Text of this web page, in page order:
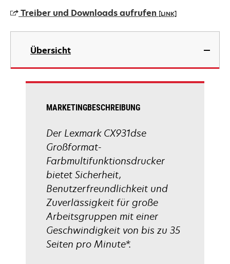
neuen
Registerkarte
Treiber und Downloads aufrufen [LINK]
wird
einer
neuen
Registerkarte
Übersicht
MARKETINGBESCHREIBUNG
Der Lexmark CX931dse
Großformat-
Farbmultifunktionsdrucker
bietet Sicherheit,
Benutzerfreundlichkeit und
Zuverlässigkeit für große
Arbeitsgruppen mit einer
Geschwindigkeit von bis zu 35
Seiten pro Minute*.